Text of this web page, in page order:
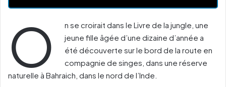
O
n se croirait dans le Livre de la jungle, une
jeune fille âgée d’une dizaine d’année a
été découverte sur le bord de la route en
compagnie de singes, dans une réserve
naturelle à Bahraich, dans le nord de l’Inde.